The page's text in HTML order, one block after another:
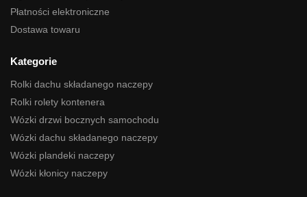
Płatności elektroniczne
Dostawa towaru
Kategorie
Rolki dachu składanego naczepy
Rolki rolety kontenera
Wózki drzwi bocznych samochodu
Wózki dachu składanego naczepy
Wózki plandeki naczepy
Wózki kłonicy naczepy